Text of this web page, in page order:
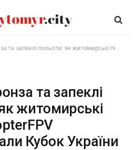
польоти: як житомирські пілоти iCopterFPV підкорювали Кубок України
та запеклі
житомирські
Кубок України